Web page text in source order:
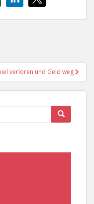
verloren und Geld weg